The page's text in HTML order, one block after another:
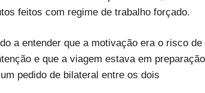
feitos com regime de trabalho forçado.
a entender que a motivação era o risco de
e que a viagem estava em preparação
pedido de bilateral entre os dois